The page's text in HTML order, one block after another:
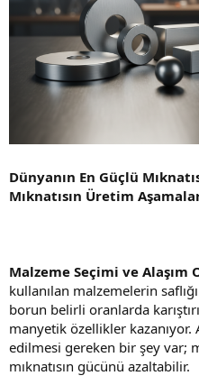
Dünyanın En Güçlü
Mıknatısın Üretim
Malzeme Seçimi ve Alaşım
kullanılan malzemelerin
borun belirli oranlarda
manyetik özellikler
edilmesi gereken bir şey var;
mıknatısın gücünü azaltabilir.